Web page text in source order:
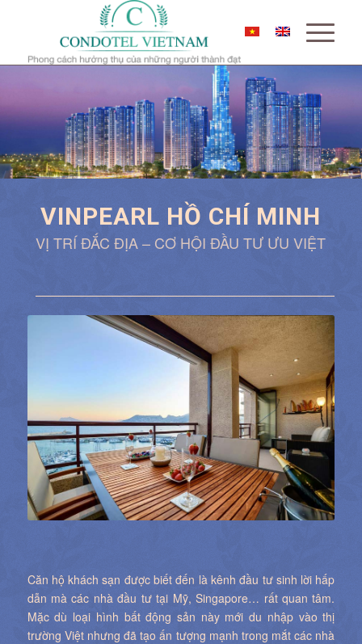
VINPEARL HỒ CHÍ MINH
VỊ TRÍ ĐẮC ĐỊA – CƠ HỘI ĐẦU TƯ ƯU VIỆT
Căn hộ khách sạn được biết đến là kênh đầu tư sinh lời hấp
dẫn mà các nhà đầu tư tại Mỹ, Singapore… rất quan tâm.
Mặc dù loại hình bất động sản này mới du nhập vào thị
trường Việt nhưng đã tạo ấn tượng mạnh trong mắt các nhà